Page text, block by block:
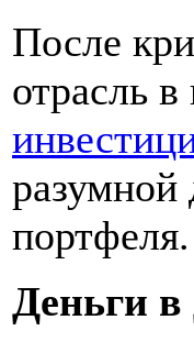
После
отрасль
разумной
портфеля.
Деньги в